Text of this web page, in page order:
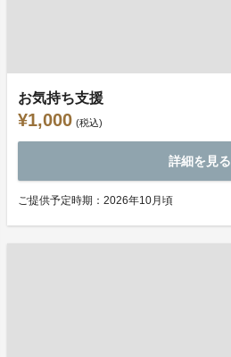
お気持ち支援
¥1,000 (税込)
詳細を見る
ご提供予定時期：2026年10月頃